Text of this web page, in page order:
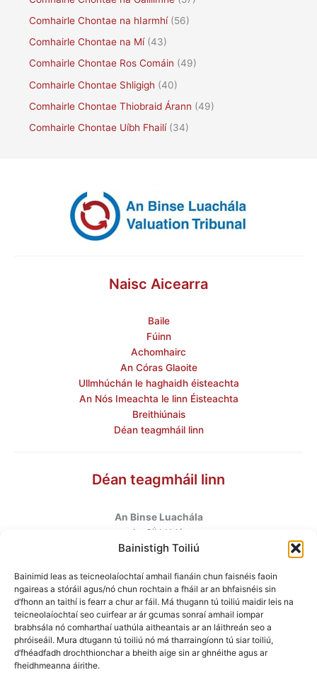
Bainistigh Toiliú
Bainimid leas as teicneolaíochtaí amhail fianáin chun faisnéis faoin
ngaireas a stóráil agus/nó chun rochtain a fháil ar an bhfaisnéis sin
d’fhonn an taithí is fearr a chur ar fáil. Má thugann tú toiliú maidir leis na
teicneolaíochtaí seo cuirfear ar ár gcumas sonraí amhail iompar
brabhsála nó comharthaí uathúla aitheantais ar an láithreán seo a
phróiseáil. Mura dtugann tú toiliú nó má tharraingíonn tú siar toiliú,
d’fhéadfadh drochthionchar a bheith aige sin ar ghnéithe agus ar
fheidhmeanna áirithe.
Comhairle Chontae na hIarmhí(56)
Comhairle Chontae na Mí(43)
Comhairle Chontae Ros Comáin (49)
Comhairle Chontae Shligigh (40)
Comhairle Chontae Thiobraid Árann (49)
Comhairle Chontae Uíbh Fhailí(34)
Naisc Aicearra
Baile
Fúinn
Achomhairc
An Córas Glaoite
Ullmhúchán le haghaidh éisteachta
An Nós Imeachta le linn Éisteachta
Breithiúnais
Déan teagmháil linn
Déan teagmháil linn
An Binse Luachála
An 6úhUrlár
Halla Mhargadh na Feirme
Baile Átha Cliath 7
D07 AEF4
Teileafón: +353 1 6760130
Ríomhphost:info@valuationtribunal.ie